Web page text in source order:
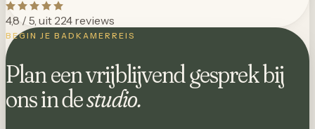
4,8 / 5, uit 224 reviews
BEGIN JE BADKAMERREIS
Plan een vrijblijvend gesprek bij
ons in destudio.